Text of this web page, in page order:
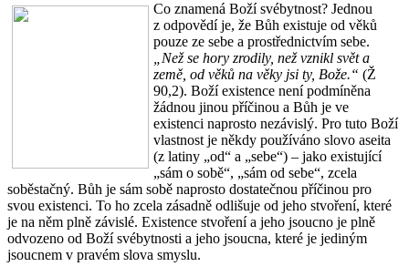
Co znamená Boží svébytnost? Jednou
z odpovědí je, že Bůh existuje od věků
pouze ze sebe a prostřednictvím sebe.
„Než se hory zrodily, než vznikl svět a
země, od věků na věky jsi ty, Bože.“ (Ž
90,2). Boží existence není podmíněna
žádnou jinou příčinou a Bůh je ve
existenci naprosto nezávislý. Pro tuto Boží
vlastnost je někdy používáno slovo aseita
(z latiny „od“ a „sebe“) – jako existující
„sám o sobě“, „sám od sebe“, zcela
soběstačný. Bůh je sám sobě naprosto dostatečnou příčinou pro
svou existenci. To ho zcela zásadně odlišuje od jeho stvoření, které
je na něm plně závislé. Existence stvoření a jeho jsoucno je plně
odvozeno od Boží svébytnosti a jeho jsoucna, které je jediným
jsoucnem v pravém slova smyslu.